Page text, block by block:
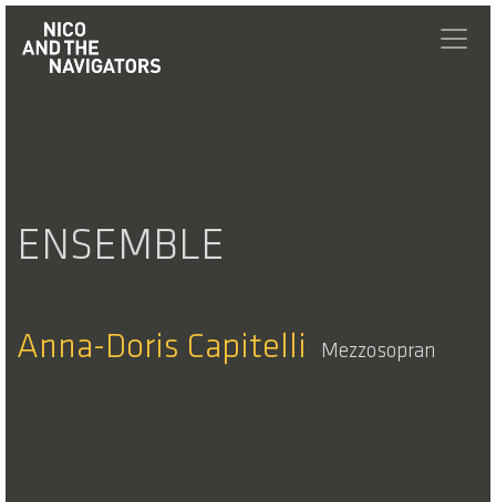
ENSEMBLE
Anna-Doris Capitelli Mezzosopran